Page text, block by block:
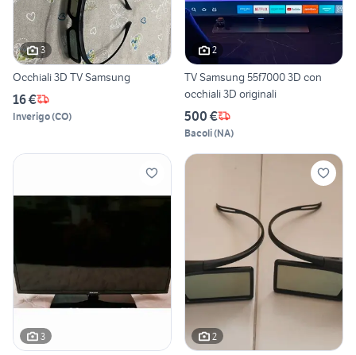
3
Occhiali 3D TV Samsung
16 €
Inverigo(CO)
2
TV Samsung 55f7000 3D con
occhiali 3D originali
500 €
Bacoli(NA)
3 2